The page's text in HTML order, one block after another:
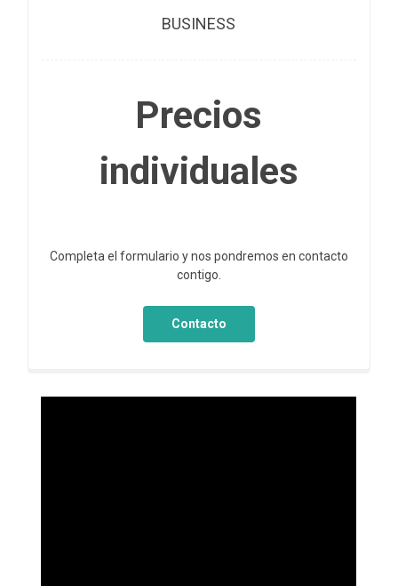
BUSINESS
Precios
individuales
Completa el formulario y nos pondremos en contacto
contigo.
Contacto